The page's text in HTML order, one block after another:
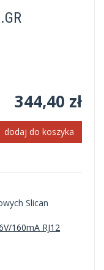
344,40 zł
dodaj do koszyka
Slican
160mA RJ12